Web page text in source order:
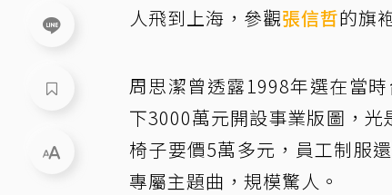
人飛到上海，參觀張信哲的旗
周思潔曾透露1998年選在當
下3000萬元開設事業版圖，
椅子要價5萬多元，員工制服
專屬主題曲，規模驚人。